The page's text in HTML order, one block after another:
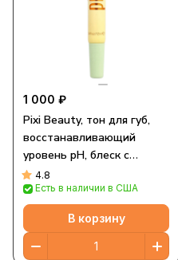
1 000 ₽
Pixi Beauty, тон для губ,
восстанавливающий
уровень pH, блеск с
золотом, 12 мл (0,4 жидк.
унции)
4.8
Есть в наличии в США
В корзину